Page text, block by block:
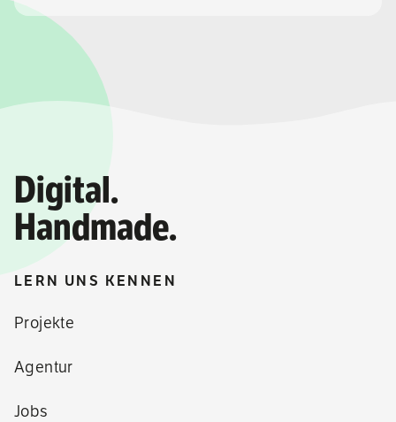
Digital.
Handmade.
LERN UNS KENNEN
Projekte
Agentur
Jobs